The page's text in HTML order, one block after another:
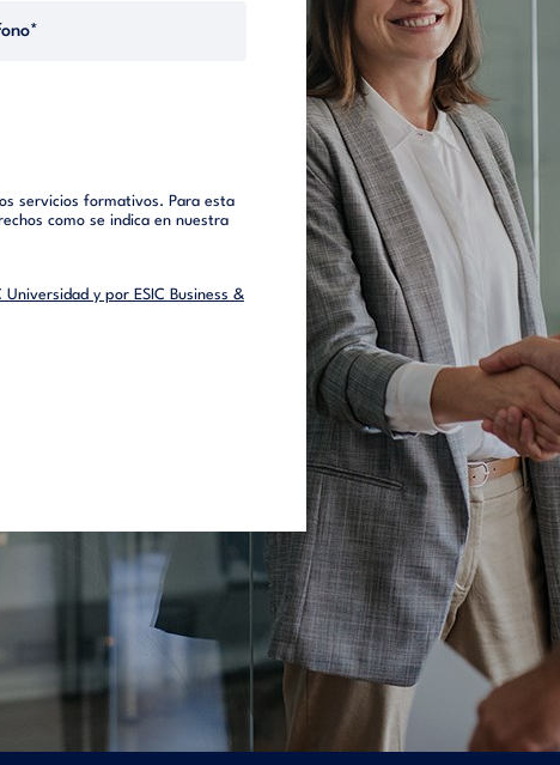
servicios formativos. Para esta
como se indica en nuestra
y por ESIC Business &